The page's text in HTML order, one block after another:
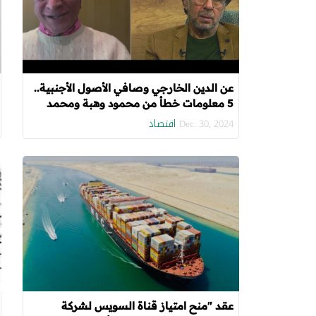
عن الدين الخارجي وصافي الأصول الأجنبية..
5 معلومات خطأ من محمود وهبة ومحمد
ناصر
Dec. 30, 2024 اقتصاد
عقد "منح امتياز قناة السويس لشركة